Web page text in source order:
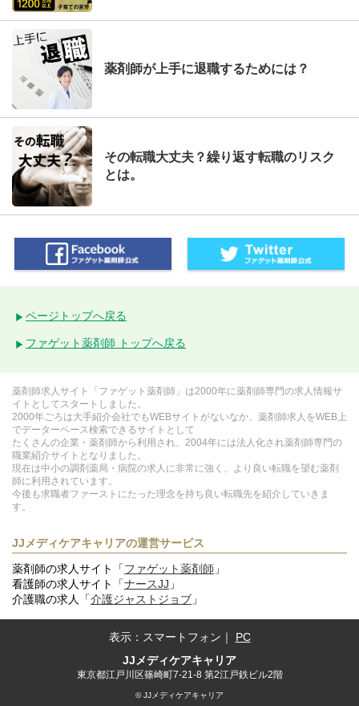
薬剤師が上手に退職するためには？
その転職大丈夫？繰り返す転職のリスク
とは。
ページトップへ戻る
ファゲット薬剤師 トップへ戻る
薬剤師求人サイト「ファゲット薬剤師」は2000年に薬剤師専門の求人情報サ
イトとしてスタートしました。
2000年ごろは大手紹介会社でもWEBサイトがないなか、薬剤師求人をWEB上
でデーターベース検索できるサイトとして
たくさんの企業・薬剤師から利用され、2004年には法人化され薬剤師専門の
職業紹介サイトとなりました。
現在は中小の調剤薬局・病院の求人に非常に強く、より良い転職を望む薬剤
師に利用されています。
今後も求職者ファーストにたった理念を持ち良い転職先を紹介していきま
す。
JJメディケアキャリアの運営サービス
薬剤師の求人サイト「ファゲット薬剤師 」
看護師の求人サイト「ナースJJ 」
介護職の求人「介護ジャストジョブ 」
表示： スマートフォン ｜ PC
JJメディケアキャリア
東京都江戸川区篠崎町7-21-8 第2江戸鉄ビル2階
© JJメディケアキャリア